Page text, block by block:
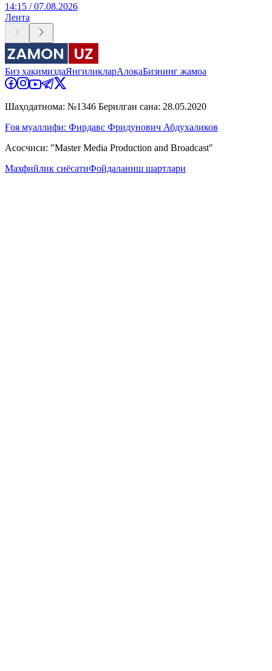
14:15 / 07.08.2026
Лента
Биз ҳақимиздаЯнгиликларАлоқаБизнинг жамоа
Шаҳодатнома: №1346 Берилган сана: 28.05.2020
Ғоя муаллифи: Фирдавс Фридунович Абдухаликов
Асосчиси: "Master Media Production and Broadcast"
Махфийлик сиёсатиФойдаланиш шартлари